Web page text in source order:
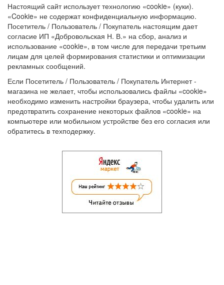
Настоящий сайт использует технологию «cookie» (куки).
«Cookie» не содержат конфиденциальную информацию.
Посетитель / Пользователь / Покупатель настоящим дает
согласие ИП «Добровольская Н. В.» на сбор, анализ и
использование «cookie», в том числе для передачи третьим
лицам для целей формирования статистики и оптимизации
рекламных сообщений.
Если Посетитель / Пользователь / Покупатель Интернет -
магазина не желает, чтобы использовались файлы «cookie»
необходимо изменить настройки браузера, чтобы удалить или
предотвратить сохранение некоторых файлов «cookie» на
компьютере или мобильном устройстве без его согласия или
обратитесь в техподержку.